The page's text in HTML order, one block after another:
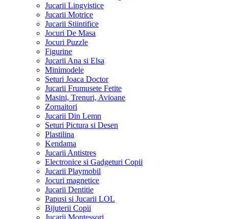
Jucarii Lingvistice
Jucarii Motrice
Jucarii Stiintifice
Jocuri De Masa
Jocuri Puzzle
Figurine
Jucarii Ana si Elsa
Minimodele
Seturi Joaca Doctor
Jucarii Frumusete Fetite
Masini, Trenuri, Avioane
Zornaitori
Jucarii Din Lemn
Seturi Pictura si Desen
Plastilina
Kendama
Jucarii Antistres
Electronice si Gadgeturi Copii
Jucarii Playmobil
Jocuri magnetice
Jucarii Dentitie
Papusi si Jucarii LOL
Bijuterii Copii